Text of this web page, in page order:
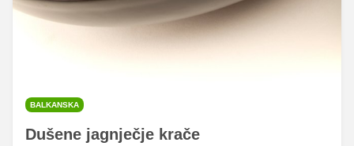
BALKANSKA
Dušene jagnječje krače